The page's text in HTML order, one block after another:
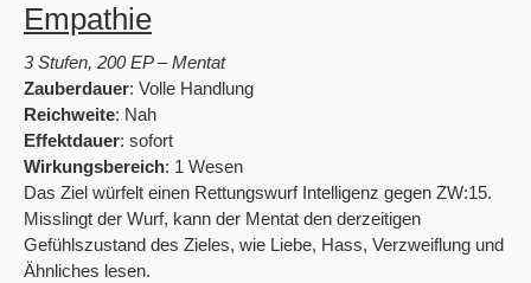
Empathie
3 Stufen, 200 EP – Mentat
Zauberdauer: Volle Handlung
Reichweite: Nah
Effektdauer: sofort
Wirkungsbereich: 1 Wesen
Das Ziel würfelt einen Rettungswurf Intelligenz gegen ZW:15.
Misslingt der Wurf, kann der Mentat den derzeitigen
Gefühlszustand des Zieles, wie Liebe, Hass, Verzweiflung und
Ähnliches lesen.